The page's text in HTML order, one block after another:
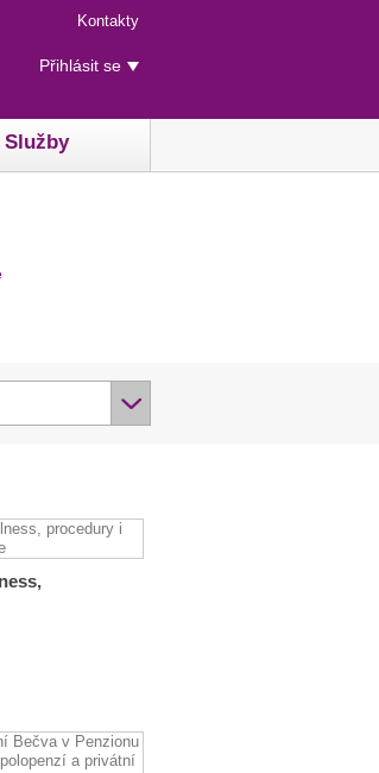
Menu
rychlého
přístupu
Kontakty
Uživatelské
menu
Přihlásit se
Služby